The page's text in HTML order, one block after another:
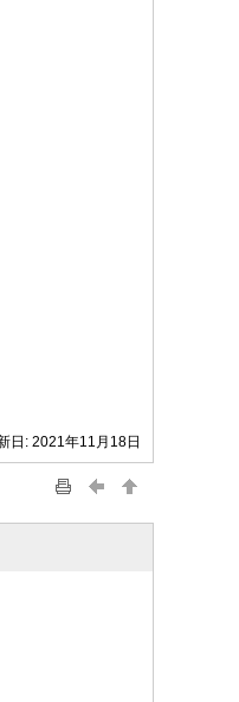
日: 2021年11月18日